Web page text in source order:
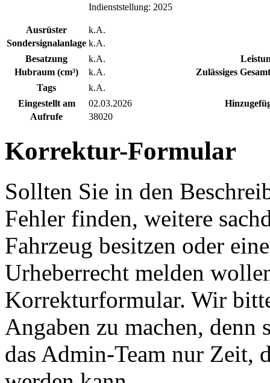
Indienststellung: 2025
Ausrüster
k.A.
Sondersignalanlage k.A.
Besatzung
k.A.
Hubraum (cm³)
k.A.
Zulässiges
Tags
k.A.
Eingestellt am
02.03.2026
Aufrufe
38020
Korrektur-Formular
Sollten Sie in den
Fehler finden, weitere
Fahrzeug besitzen oder
Urheberrecht melden
Korrekturformular. Wir
Angaben zu machen,
das Admin-Team nur Zeit,